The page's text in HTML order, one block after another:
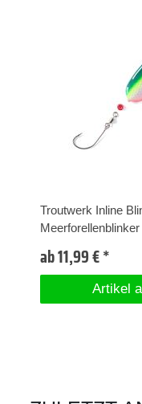
Troutwerk Inline
Meerforellenblinker
ab 11,99 € *
Artikel